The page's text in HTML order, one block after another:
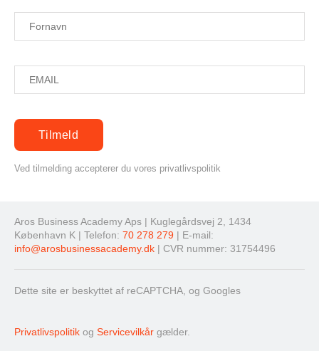
Ved tilmelding accepterer du vores privatlivspolitik
Aros Business Academy Aps | Kuglegårdsvej 2, 1434
København K | Telefon: 70 278 279 | E-mail:
info@arosbusinessacademy.dk | CVR nummer: 31754496
Dette site er beskyttet af reCAPTCHA, og Googles
Privatlivspolitik og Servicevilkår gælder.